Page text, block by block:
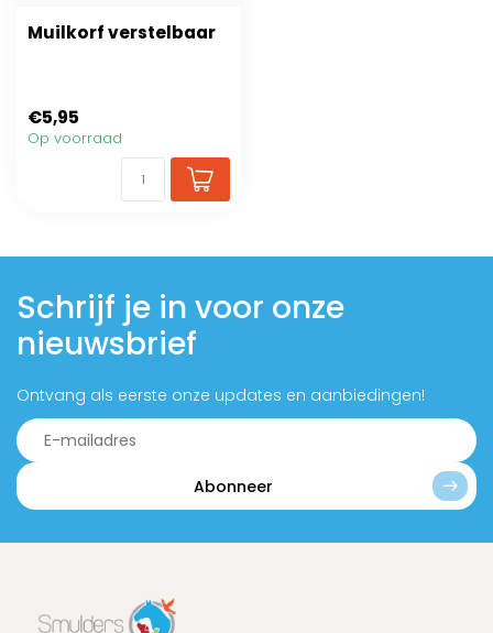
Muilkorf verstelbaar
€5,95
Op voorraad
Schrijf je in voor onze
nieuwsbrief
Ontvang als eerste onze updates en aanbiedingen!
Abonneer